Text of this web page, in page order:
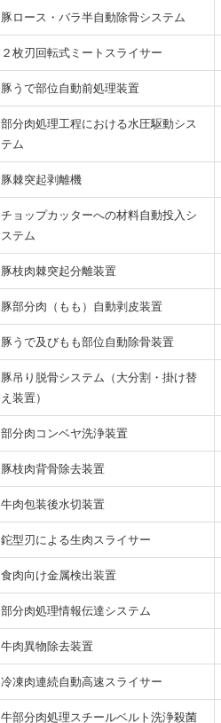
豚ロース・バラ半自動除骨システム
２枚刃回転式ミートスライサー
豚うで部位自動前処理装置
部分肉処理工程における水圧駆動シス
テム
豚棘突起剥離機
チョップカッターへの材料自動投入シ
ステム
豚枝肉棘突起分離装置
豚部分肉（もも）自動剥皮装置
豚うで及びもも部位自動除骨装置
豚吊り脱骨システム（大分割・掛け替
え装置）
部分肉コンベヤ洗浄装置
豚枝肉背骨除去装置
牛肉包装後水切装置
鉈型刃による生肉スライサー
食肉向け金属検出装置
部分肉処理情報伝達システム
牛肉異物除去装置
冷凍肉連続自動高速スライサー
牛部分肉処理スチールベルト洗浄殺菌